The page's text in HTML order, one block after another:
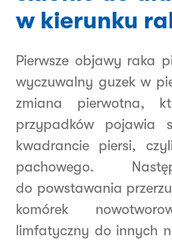
w kierunku
Pierwsze objawy raka
wyczuwalny guzek w
zmiana pierwotna,
przypadków pojawia
kwadrancie piersi,
pachowego.
do powstawania
komórek
limfatyczny do innych